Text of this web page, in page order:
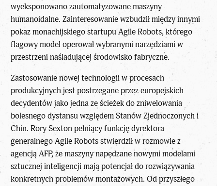
wyeksponowano zautomatyzowane maszyny
humanoidalne. Zainteresowanie wzbudził między innymi
pokaz monachijskiego startupu Agile Robots, którego
flagowy model operował wybranymi narzędziami w
przestrzeni naśladującej środowisko fabryczne.
Zastosowanie nowej technologii w procesach
produkcyjnych jest postrzegane przez europejskich
decydentów jako jedna ze ścieżek do zniwelowania
bolesnego dystansu względem Stanów Zjednoczonych i
Chin. Rory Sexton pełniący funkcję dyrektora
generalnego Agile Robots stwierdził w rozmowie z
agencją AFP, że maszyny napędzane nowymi modelami
sztucznej inteligencji mają potencjał do rozwiązywania
konkretnych problemów montażowych. Od przyszłego